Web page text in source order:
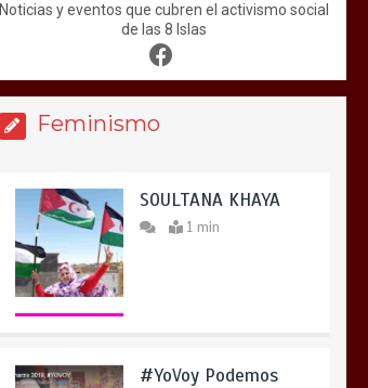
Noticias y eventos que cubren el activismo social
de las 8 Islas
Feminismo
SOULTANA KHAYA
1 min
#YoVoy Podemos